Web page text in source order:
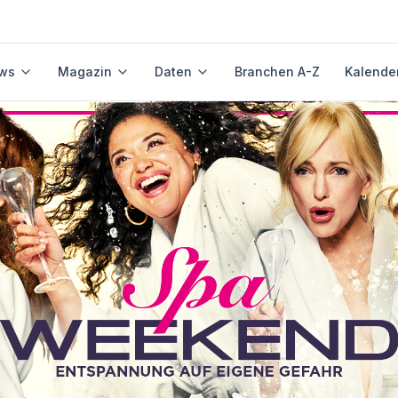
Magazin Daten Branchen A-Z